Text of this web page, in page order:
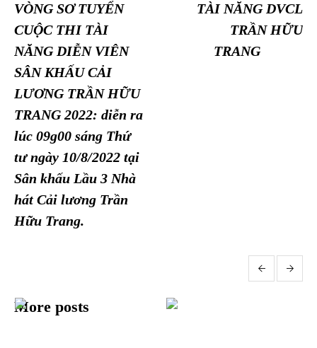
VÒNG SƠ TUYỂN
CUỘC THI TÀI
NĂNG DIỄN VIÊN
SÂN KHẤU CẢI
LƯƠNG TRẦN HỮU
TRANG 2022: diễn ra
lúc 09g00 sáng Thứ
tư ngày 10/8/2022 tại
Sân khấu Lầu 3 Nhà
hát Cải lương Trần
Hữu Trang.
TÀI NĂNG DVCL
TRẦN HỮU
TRANG
More posts